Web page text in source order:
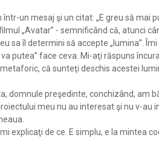
într-un mesaj şi un citat: „E greu să mai
„Avatar” - semnificând că, atunci
sa îl determini să accepte „lumina”.
va putea” face ceva. Mi-aţi răspuns
că sunteţi deschis acestei
domnule preşedinte, conchizând, am
meu nu au interesat şi nu v-au
explicaţi de ce. E simplu, e la mintea